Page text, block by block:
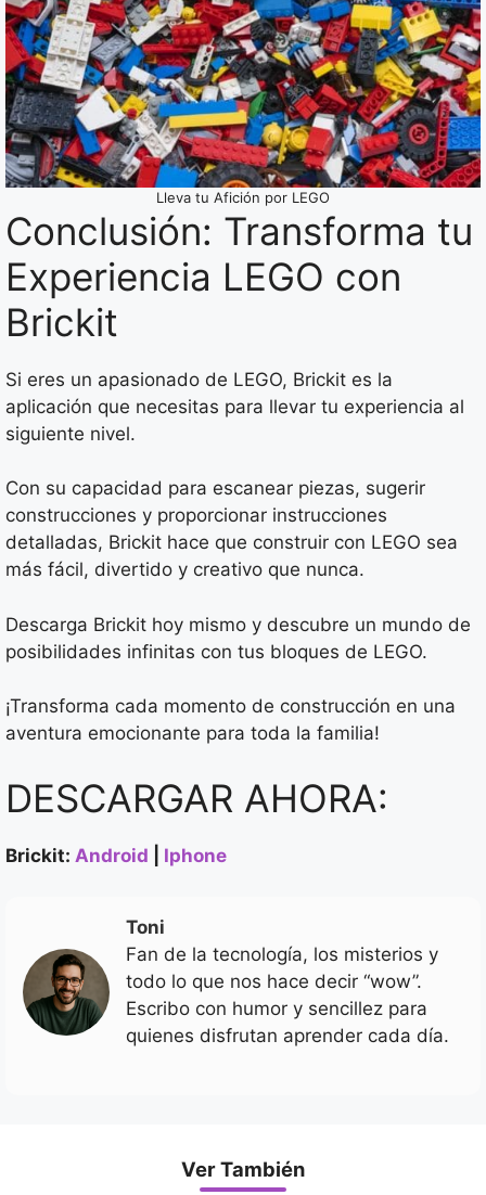
Lleva tu Afición por LEGO
Conclusión: Transforma tu
Experiencia LEGO con
Brickit
Si eres un apasionado de LEGO, Brickit es la
aplicación que necesitas para llevar tu experiencia al
siguiente nivel.
Con su capacidad para escanear piezas, sugerir
construcciones y proporcionar instrucciones
detalladas, Brickit hace que construir con LEGO sea
más fácil, divertido y creativo que nunca.
Descarga Brickit hoy mismo y descubre un mundo de
posibilidades infinitas con tus bloques de LEGO.
¡Transforma cada momento de construcción en una
aventura emocionante para toda la familia!
DESCARGAR AHORA:
Brickit: Android Iphone
Toni
Fan de la tecnología, los misterios y
todo lo que nos hace decir “wow”.
Escribo con humor y sencillez para
quienes disfrutan aprender cada día.
Ver También